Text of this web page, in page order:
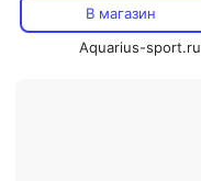
В магазин
Aquarius-sport.ru